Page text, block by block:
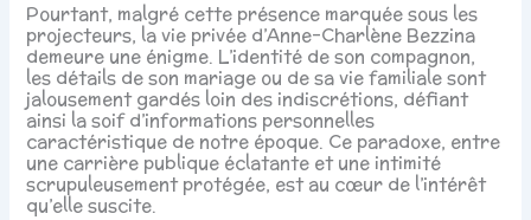
Pourtant, malgré cette présence marquée sous les
projecteurs, la vie privée d’Anne-Charlène Bezzina
demeure une énigme. L’identité de son compagnon,
les détails de son mariage ou de sa vie familiale sont
jalousement gardés loin des indiscrétions, défiant
ainsi la soif d’informations personnelles
caractéristique de notre époque. Ce paradoxe, entre
une carrière publique éclatante et une intimité
scrupuleusement protégée, est au cœur de l’intérêt
qu’elle suscite.